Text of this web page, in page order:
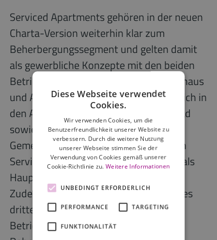
Serviced Apartments gehören in der neuen
Charta-Version weiterhin klar zum
Beherbergungssegment und gelten damit
als gewerbliche Konzepte mit den beiden
Betriebsmodellen Serviced Apartmenthaus
und Aparthotel. Beide unterscheiden sich in
den Apartmentgrößen, dem Servicegrad
sowie in der Art und des Umfangs der
Gemeinschaftsflächen. Immer verfügen
Serviced Apartments über eine Küche als
Hauptunterschied zu Hotelzimmern.
Zudem zählt die Charta als gewachsenes
drittes gewerbliches Konzept die
Betriebsform Co-Living, wenn sie im
Diese Webseite verwendet
Cookies.
Wir verwenden Cookies, um die
Benutzerfreundlichkeit unserer Website zu
verbessern. Durch die weitere Nutzung
unserer Webseite stimmen Sie der
Verwendung von Cookies gemäß unserer
Cookie-Richtlinie zu.Weitere Informationen
UNBEDINGT ERFORDERLICH
PERFORMANCE TARGETING
FUNKTIONALITÄT